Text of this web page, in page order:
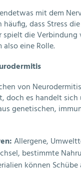
mit dem
häufig, dass Stress
spielt die Verbindung
eine Rolle.
von
doch es handelt sich
genetischen,
Allergene,
bestimmte
können Schübe